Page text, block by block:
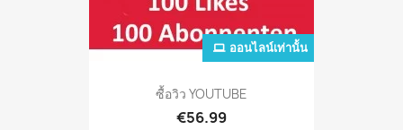
ซื้อวิว YOUTUBE
€56.99
ออนไลน์เท่านั้น